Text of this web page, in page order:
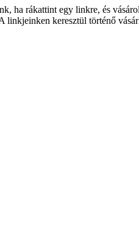
ha rákattint egy linkre, és
keresztül történő